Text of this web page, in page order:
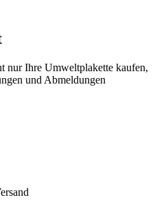
nur Ihre Umweltplakette kaufen,
und Abmeldungen